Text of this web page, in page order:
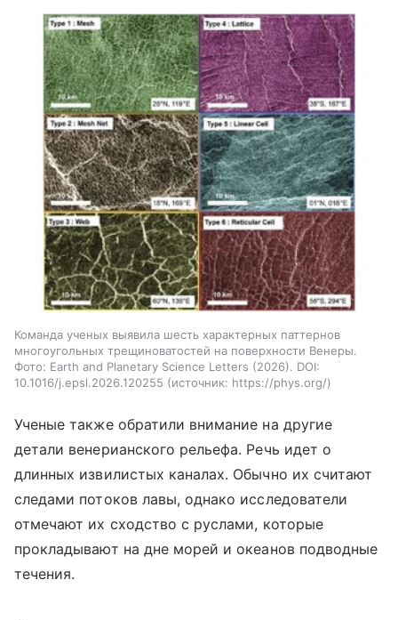
Команда ученых выявила шесть характерных паттернов
многоугольных трещиноватостей на поверхности Венеры.
Фото: Earth and Planetary Science Letters (2026). DOI:
10.1016/j.epsl.2026.120255
источник: https://phys.org/
Ученые также обратили внимание на другие
детали венерианского рельефа. Речь идет о
длинных извилистых каналах. Обычно их считают
следами потоков лавы, однако исследователи
отмечают их сходство с руслами, которые
прокладывают на дне морей и океанов подводные
течения.